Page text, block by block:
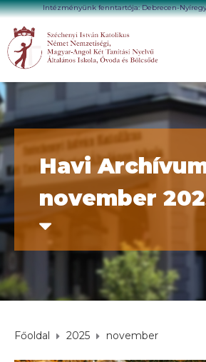
Intézményünk fenntartója: Debrecen-
Havi
november
Főoldal 2025 november